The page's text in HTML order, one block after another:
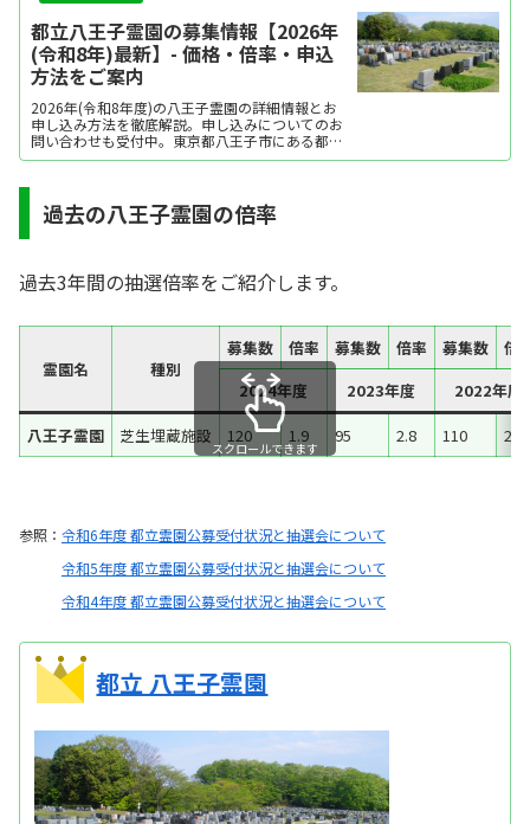
都立八王子霊園の募集情報【2026年
(令和8年)最新】- 価格・倍率・申込
方法をご案内
2026年(令和8年度)の八王子霊園の詳細情報とお
申し込み方法を徹底解説。申し込みについてのお
問い合わせも受付中。東京都八王子市にある都立
八王子霊園では、多様な埋葬方法を提供していま
過去の八王子霊園の倍率
過去3年間の抽選倍率をご紹介します。
霊園名 種別
募集数 倍率 募集数 倍率 募集数
倍
2024年度
2023年度
2022年度
八王子霊園
芝生埋蔵施設 120 1.9 95 2.8 110 2.5
スクロールできます
参照： 令和6年度 都立霊園公募受付状況と抽選会について
令和5年度 都立霊園公募受付状況と抽選会について
令和4年度 都立霊園公募受付状況と抽選会について
都立 八王子霊園